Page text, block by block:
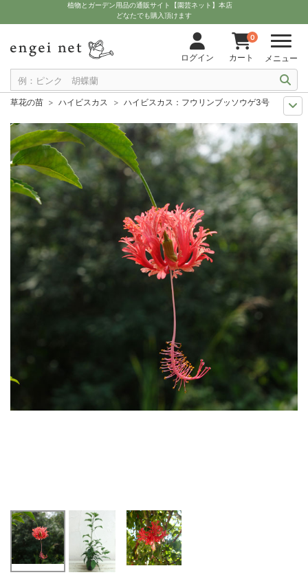
植物とガーデン用品の通販サイト【園芸ネット】本店
どなたでも購入頂けます
ログイン
0
カート メニュー
草花の苗 ハイビスカス
ハイビスカス：フウリンブッソウゲ3号ポット
おすすめ植物
ハイビスカス・ハイビスカスの仲間
ハイビスカス：フウ
夏の園芸
南国の植物とトロピカルフルーツ ハイビスカス：フウリンブ